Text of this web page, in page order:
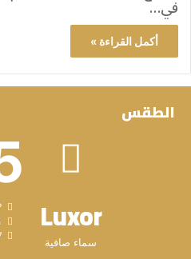
في…
أكمل القراءة »
الطقس
Luxor
سماء صافية
35º - 32º